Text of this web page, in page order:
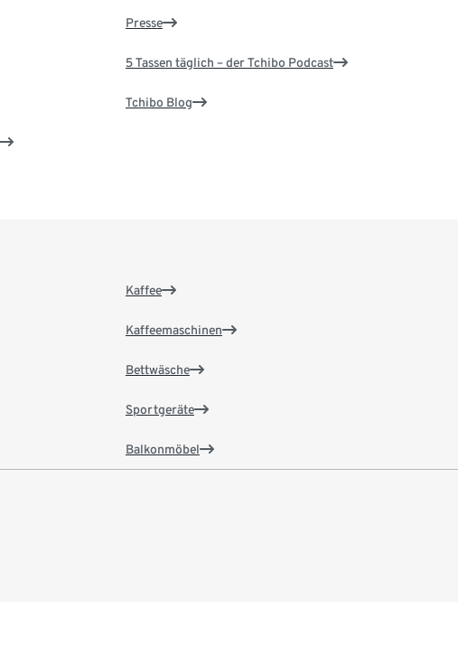
Presse
5 Tassen täglich – der Tchibo Podcast
Tchibo Blog
Kaffee
Kaffeemaschinen
Bettwäsche
Sportgeräte
Balkonmöbel